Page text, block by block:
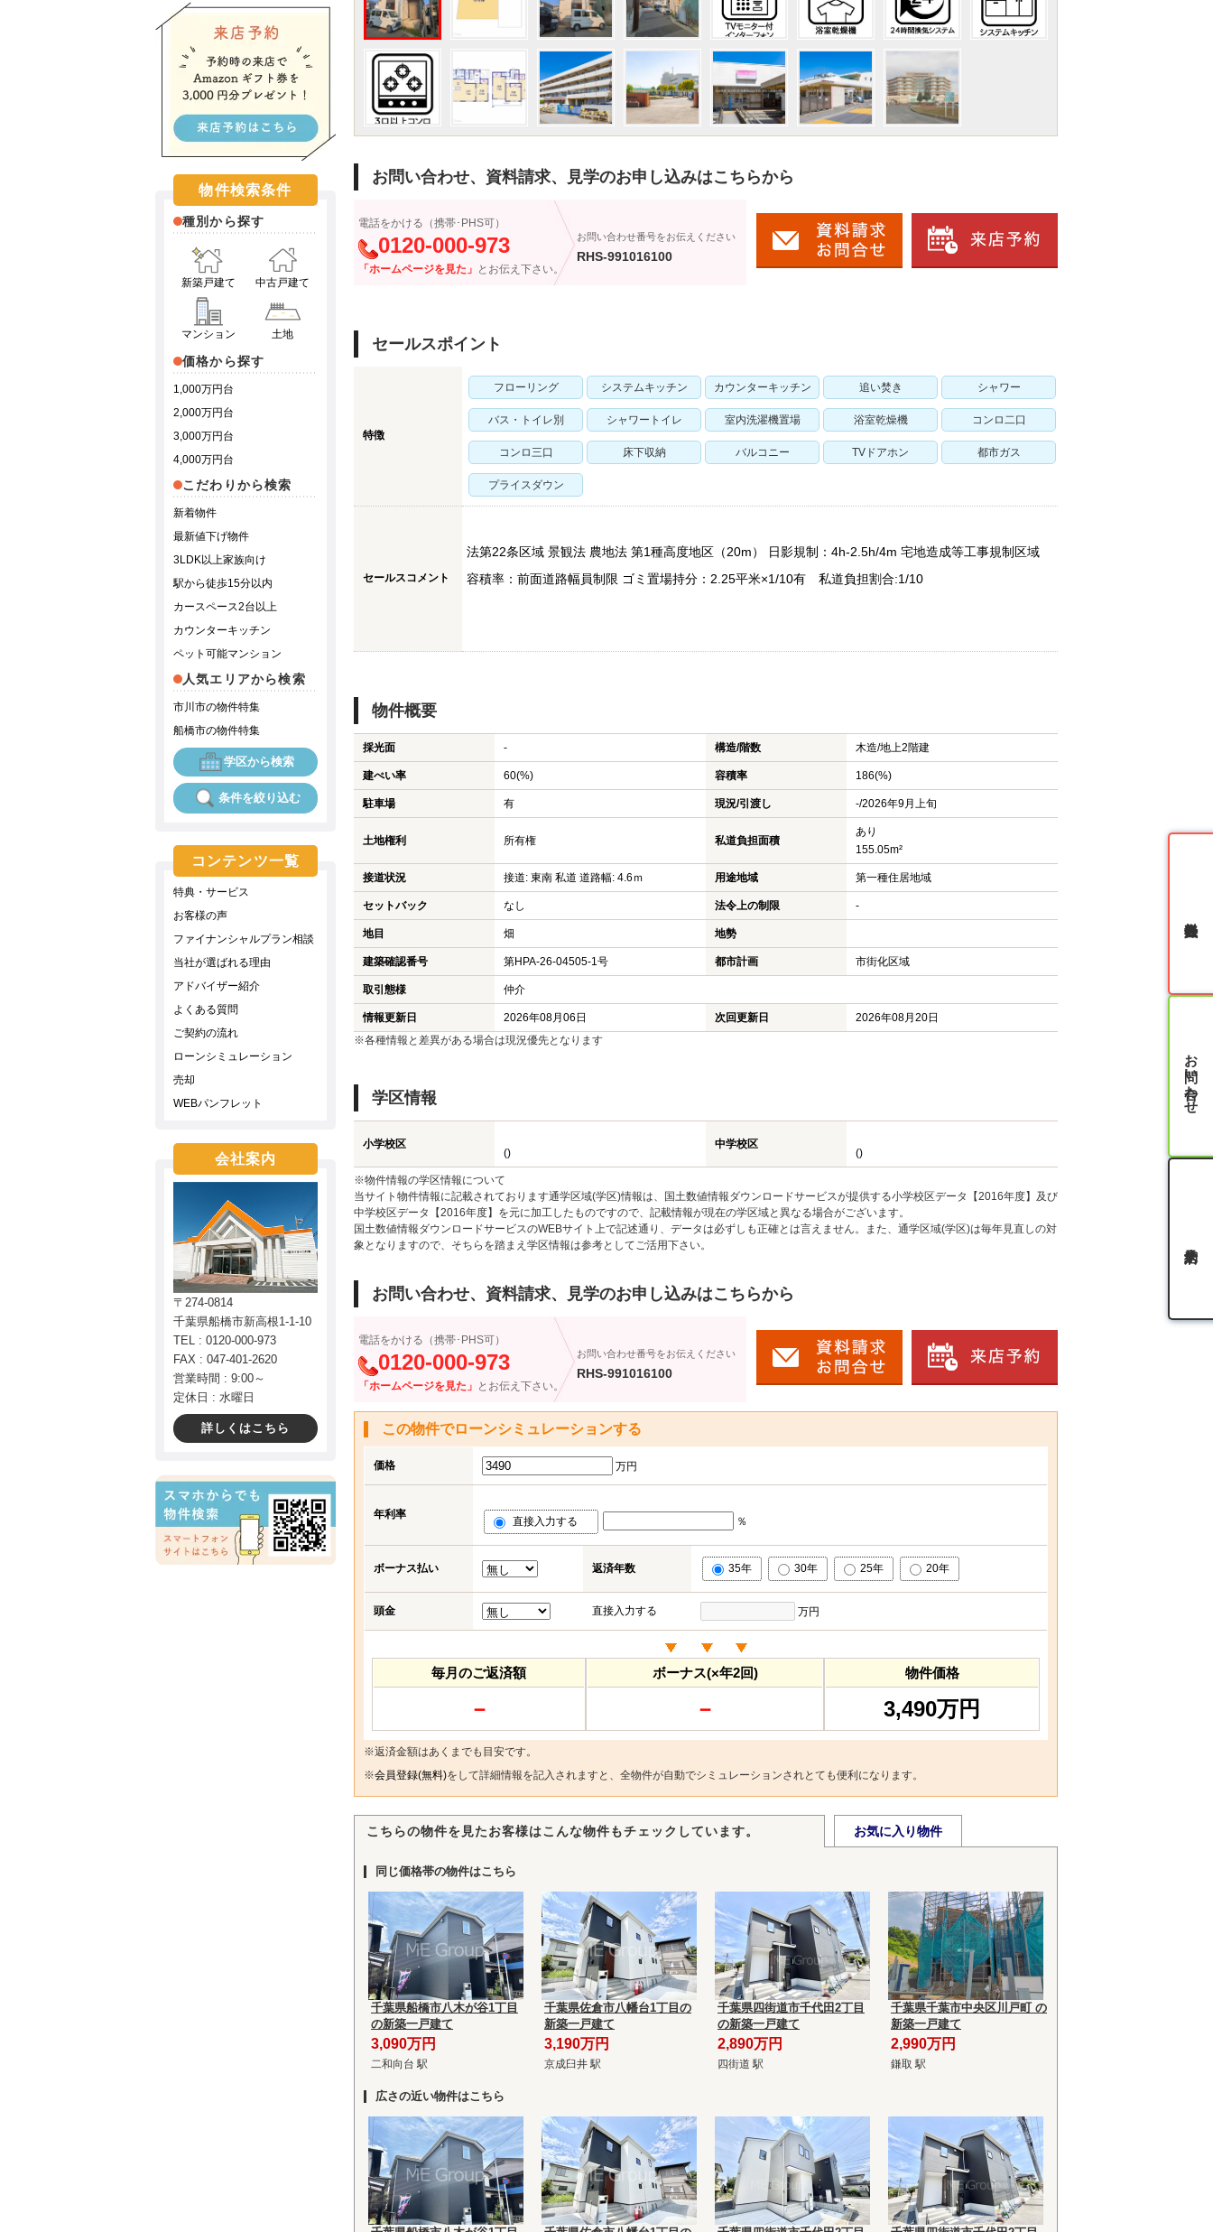
お問い合わせ、資料請求、見学のお申し込みはこちらから
電話をかける（携帯･PHS可）
0120-000-973
「ホームページを見た」 とお伝え下さい。
お問い合わせ番号をお伝えください
RHS-991016100
セールスポイント
特徴
フローリング システムキッチン カウンターキッチン 追い焚き シャワー
バス・トイレ別 シャワートイレ 室内洗濯機置場 浴室乾燥機 コンロ二口
コンロ三口 床下収納 バルコニー TVドアホン 都市ガス
プライスダウン
セールスコメント
法第22条区域 景観法 農地法 第1種高度地区（20m） 日影規制：4h-2.5h/4m 宅地造成等工事規制区域
容積率：前面道路幅員制限 ゴミ置場持分：2.25平米×1/10有 私道負担割合:1/10
物件概要
採光面 - 構造/階数 木造/地上2階建
建ぺい率 60(%) 容積率 186(%)
駐車場 有 現況/引渡し -/2026年9月上旬
土地権利 所有権 私道負担面積
あり
155.05m²
接道状況 接道: 東南 私道 道路幅: 4.6ｍ 用途地域 第一種住居地域
セットバック なし 法令上の制限 -
地目 畑 地勢
建築確認番号 第HPA-26-04505-1号 都市計画 市街化区域
取引態様 仲介
情報更新日 2026年08月06日 次回更新日
2026年08月20日
※各種情報と差異がある場合は現況優先となります
学区情報
小学校区
()
中学校区
()
※物件情報の学区情報について
当サイト物件情報に記載されております通学区域(学区)情報は、国土数値情報ダウンロードサービスが提供する小学校区データ【2016年度】及び
中学校区データ【2016年度】を元に加工したものですので、記載情報が現在の学区域と異なる場合がございます。
国土数値情報ダウンロードサービスのWEBサイト上で記述通り、データは必ずしも正確とは言えません。また、通学区域(学区)は毎年見直しの対
象となりますので、そちらを踏まえ学区情報は参考としてご活用下さい。
お問い合わせ、資料請求、見学のお申し込みはこちらから
電話をかける（携帯･PHS可）
0120-000-973
「ホームページを見た」 とお伝え下さい。
お問い合わせ番号をお伝えください
RHS-991016100
この物件でローンシミュレーションする
価格 万円
年利率
直接入力する ％
ボーナス払い 返済年数 35年 30年 25年 20年
頭金 直接入力する 万円
毎月のご返済額
－
ボーナス(×年2回)
－
物件価格
3,490万円
※返済金額はあくまでも目安です。
※会員登録(無料)をして詳細情報を記入されますと、全物件が自動でシミュレーションされとても便利になります。
こちらの物件を見たお客様はこんな物件もチェックしています。 お気に入り物件
同じ価格帯の物件はこちら
千葉県船橋市八木が谷1丁目
の新築一戸建て
3,090万円
二和向台 駅
千葉県佐倉市八幡台1丁目の
新築一戸建て
3,190万円
京成臼井 駅
千葉県四街道市千代田2丁目
の新築一戸建て
2,890万円
四街道 駅
千葉県千葉市中央区川戸町 の
新築一戸建て
2,990万円
鎌取 駅
広さの近い物件はこちら
物件検索条件
種別から探す
新築戸建て 中古戸建て
マンション 土地
価格から探す
1,000万円台
2,000万円台
3,000万円台
4,000万円台
こだわりから検索
新着物件
最新値下げ物件
3LDK以上家族向け
駅から徒歩15分以内
カースペース2台以上
カウンターキッチン
ペット可能マンション
人気エリアから検索
市川市の物件特集
船橋市の物件特集
学区から検索
条件を絞り込む
コンテンツ一覧
特典・サービス
お客様の声
ファイナンシャルプラン相談
当社が選ばれる理由
アドバイザー紹介
よくある質問
ご契約の流れ
ローンシミュレーション
売却
WEBパンフレット
会社案内
〒274-0814
千葉県船橋市新高根1-1-10
TEL : 0120-000-973
FAX : 047-401-2620
営業時間 : 9:00～
定休日 : 水曜日
詳しくはこちら
お問い合わせ